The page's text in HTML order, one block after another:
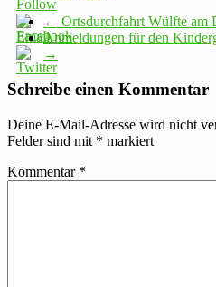
← Ortsdurchfahrt Wülfte am
Anmeldungen für den
→
Schreibe einen Kommentar
Deine E-Mail-Adresse wird nicht
Felder sind mit * markiert
Kommentar *